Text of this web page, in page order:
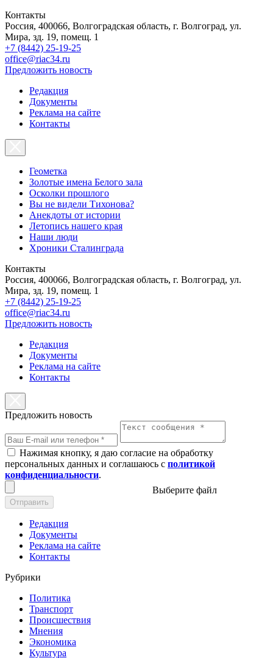
Контакты
Россия, 400066, Волгоградская область, г. Волгоград, ул.
Мира, зд. 19, помещ. 1
+7 (8442) 25-19-25
office@riac34.ru
Предложить новость
Редакция
Документы
Реклама на сайте
Контакты
Геометка
Золотые имена Белого зала
Осколки прошлого
Вы не видели Тихонова?
Анекдоты от истории
Летопись нашего края
Наши люди
Хроники Сталинграда
Контакты
Россия, 400066, Волгоградская область, г. Волгоград, ул.
Мира, зд. 19, помещ. 1
+7 (8442) 25-19-25
office@riac34.ru
Предложить новость
Редакция
Документы
Реклама на сайте
Контакты
Предложить новость
Нажимая кнопку, я даю согласие на обработку
персональных данных и соглашаюсь с политикой
конфиденциальности.
Выберите файл
Отправить
Редакция
Документы
Реклама на сайте
Контакты
Рубрики
Политика
Транспорт
Происшествия
Мнения
Экономика
Культура